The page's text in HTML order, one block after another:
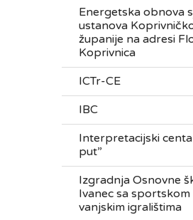
Energetska obnova
ustanova
županije na adresi
Koprivnica
ICTr-CE
IBC
Interpretacijski
put”
Izgradnja Osnovne
Ivanec sa
vanjskim igralištima